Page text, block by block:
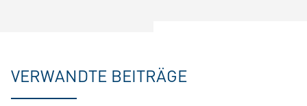
VERWANDTE BEITRÄGE